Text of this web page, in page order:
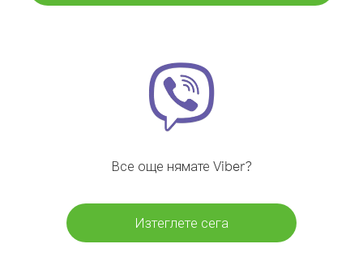
Все още нямате Viber?
Изтеглете сега